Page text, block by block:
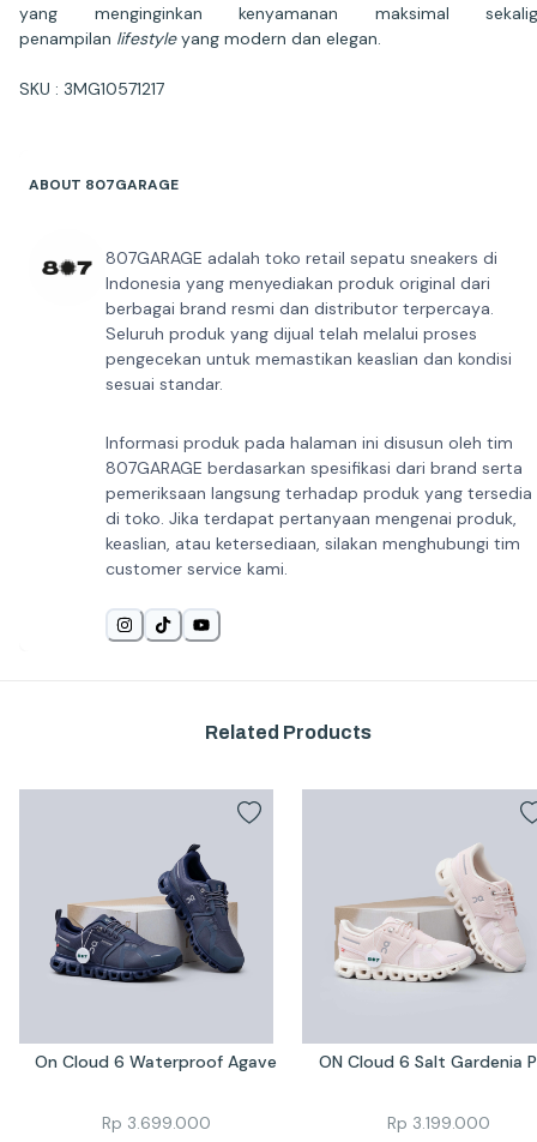
yang menginginkan kenyamanan maksimal
penampilan lifestyleyang modern dan elegan.
SKU : 3MG10571217
ABOUT 807GARAGE
807GARAGE adalah toko retail sepatu sneakers di
Indonesia yang menyediakan produk original dari
berbagai brand resmi dan distributor terpercaya.
Seluruh produk yang dijual telah melalui proses
pengecekan untuk memastikan keaslian dan kondisi
sesuai standar.
Informasi produk pada halaman ini disusun oleh tim
807GARAGE berdasarkan spesifikasi dari brand serta
pemeriksaan langsung terhadap produk yang tersedia
di toko. Jika terdapat pertanyaan mengenai produk,
keaslian, atau ketersediaan, silakan menghubungi tim
customer service kami.
Related Products
On Cloud 6 Waterproof Agave
Rp 3.699.000
ON Cloud 6 Salt Gardenia
Rp 3.199.000